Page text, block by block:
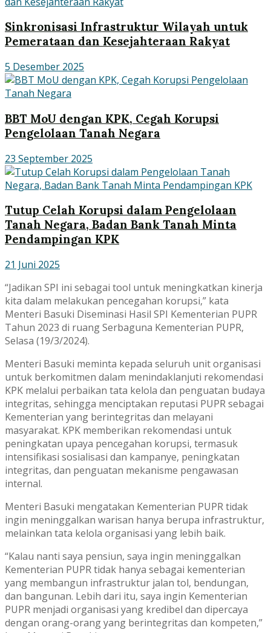
Sinkronisasi Infrastruktur Wilayah untuk
Pemerataan dan Kesejahteraan Rakyat
5 Desember 2025
BBT MoU dengan KPK, Cegah Korupsi
Pengelolaan Tanah Negara
23 September 2025
Tutup Celah Korupsi dalam Pengelolaan
Tanah Negara, Badan Bank Tanah Minta
Pendampingan KPK
21 Juni 2025
“Jadikan SPI ini sebagai tool untuk meningkatkan kinerja
kita dalam melakukan pencegahan korupsi,” kata
Menteri Basuki Diseminasi Hasil SPI Kementerian PUPR
Tahun 2023 di ruang Serbaguna Kementerian PUPR,
Selasa (19/3/2024).
Menteri Basuki meminta kepada seluruh unit organisasi
untuk berkomitmen dalam menindaklanjuti rekomendasi
KPK melalui perbaikan tata kelola dan penguatan budaya
integritas, sehingga menciptakan reputasi PUPR sebagai
Kementerian yang berintegritas dan melayani
masyarakat. KPK memberikan rekomendasi untuk
peningkatan upaya pencegahan korupsi, termasuk
intensifikasi sosialisasi dan kampanye, peningkatan
integritas, dan penguatan mekanisme pengawasan
internal.
Menteri Basuki mengatakan Kementerian PUPR tidak
ingin meninggalkan warisan hanya berupa infrastruktur,
melainkan tata kelola organisasi yang lebih baik.
“Kalau nanti saya pensiun, saya ingin meninggalkan
Kementerian PUPR tidak hanya sebagai kementerian
yang membangun infrastruktur jalan tol, bendungan,
dan bangunan. Lebih dari itu, saya ingin Kementerian
PUPR menjadi organisasi yang kredibel dan dipercaya
dengan orang-orang yang berintegritas dan kompeten,”